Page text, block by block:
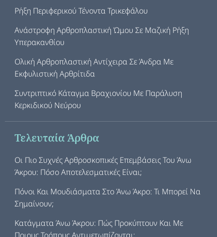
Ρήξη Περιφερικού Τένοντα Τρικεφάλου
Ανάστροφη Αρθροπλαστική Ώμου Σε Μαζική Ρήξη
Υπερακανθίου
Ολική Αρθροπλαστική Αντίχειρα Σε Άνδρα Με
Εκφυλιστική Αρθρίτιδα
Συντριπτικό Κάταγμα Βραχιονίου Με Παράλυση
Κερκιδικού Νεύρου
Τελευταία Άρθρα
Οι Πιο Συχνές Αρθροσκοπικές Επεμβάσεις Του Άνω
Άκρου: Πόσο Αποτελεσματικές Είναι;
Πόνοι Και Μουδιάσματα Στο Άνω Άκρο: Τι Μπορεί Να
Σημαίνουν;
Κατάγματα Άνω Άκρου: Πώς Προκύπτουν Και Με